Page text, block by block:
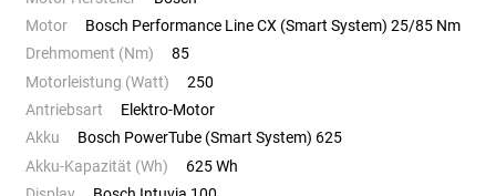
Motor
Bosch Performance Line CX (Smart System) 25/85 Nm
Drehmoment (Nm)
85
Motorleistung (Watt)
250
Antriebsart
Elektro-Motor
Akku
Bosch PowerTube (Smart System) 625
Akku-Kapazität (Wh)
625 Wh